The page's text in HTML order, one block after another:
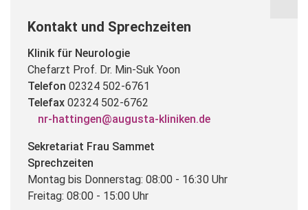
Kontakt und Sprechzeiten
Klinik für Neurologie
Chefarzt Prof. Dr. Min-Suk Yoon
Telefon 02324 502-6761
Telefax 02324 502-6762
nr-hattingen@augusta-kliniken.de
Sekretariat Frau Sammet
Sprechzeiten
Montag bis Donnerstag: 08:00 - 16:30 Uhr
Freitag: 08:00 - 15:00 Uhr